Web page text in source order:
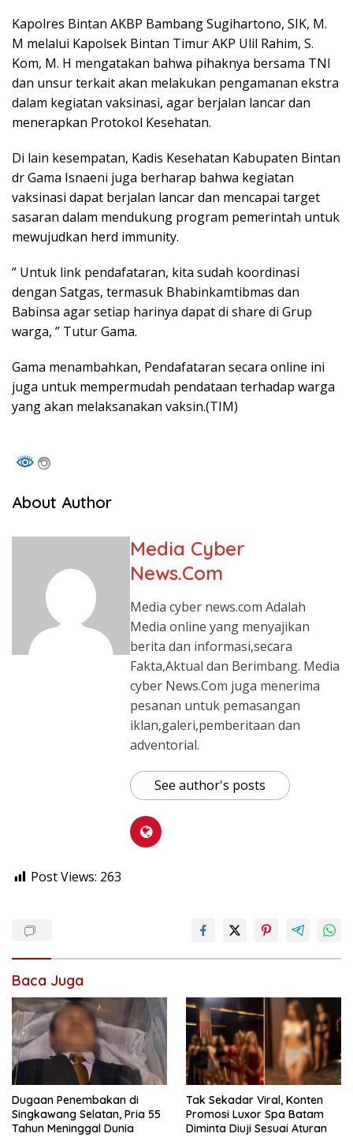
Kapolres Bintan AKBP Bambang Sugihartono, SIK, M.
M melalui Kapolsek Bintan Timur AKP Ulil Rahim, S.
Kom, M. H mengatakan bahwa pihaknya bersama TNI
dan unsur terkait akan melakukan pengamanan ekstra
dalam kegiatan vaksinasi, agar berjalan lancar dan
menerapkan Protokol Kesehatan.
Di lain kesempatan, Kadis Kesehatan Kabupaten Bintan
dr Gama Isnaeni juga berharap bahwa kegiatan
vaksinasi dapat berjalan lancar dan mencapai target
sasaran dalam mendukung program pemerintah untuk
mewujudkan herd immunity.
” Untuk link pendafataran, kita sudah koordinasi
dengan Satgas, termasuk Bhabinkamtibmas dan
Babinsa agar setiap harinya dapat di share di Grup
warga, ” Tutur Gama.
Gama menambahkan, Pendafataran secara online ini
juga untuk mempermudah pendataan terhadap warga
yang akan melaksanakan vaksin.(TIM)
About Author
Media Cyber
News.Com
Media cyber news.com Adalah
Media online yang menyajikan
berita dan informasi,secara
Fakta,Aktual dan Berimbang. Media
cyber News.Com juga menerima
pesanan untuk pemasangan
iklan,galeri,pemberitaan dan
adventorial.
See author's posts
Post Views: 263
Baca Juga
Dugaan Penembakan di
Singkawang Selatan, Pria 55
Tahun Meninggal Dunia
Tak Sekadar Viral, Konten
Promosi Luxor Spa Batam
Diminta Diuji Sesuai Aturan